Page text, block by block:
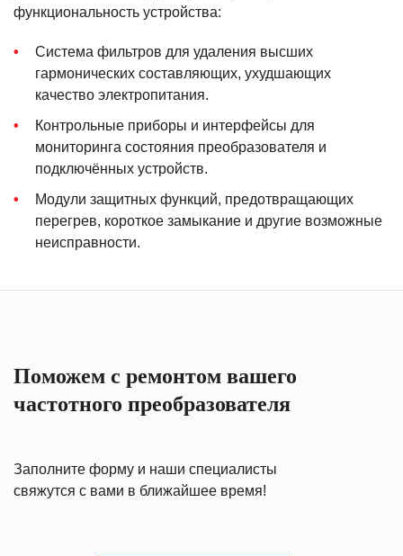
функциональность устройства:
Система фильтров для удаления высших
гармонических составляющих, ухудшающих
качество электропитания.
Контрольные приборы и интерфейсы для
мониторинга состояния преобразователя и
подключённых устройств.
Модули защитных функций, предотвращающих
перегрев, короткое замыкание и другие возможные
неисправности.
Поможем с ремонтом вашего
частотного преобразователя
Заполните форму и наши специалисты
свяжутся с вами в ближайшее время!